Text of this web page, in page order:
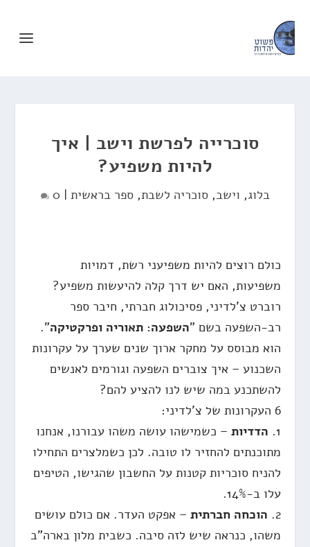
סוכרייה לפרשת וישב | איך
להיות משפיע?
בלוג, וישב,סוכריה לשבת,ספר בראשית |
0
כולם רוצים להיות משפיעני רשת, דמויות
משפיעות, האם יש דרך קלה להיעשות משפיע?
רוברט צ'לדיני, פסיכולוג חברתי, חיבר ספר
רב-השפעה בשם "השפעה: תאוריה ופרקטיקה".
הוא מבוסס על מחקר ארוך שנים שערך על עקרונות
השכנוע – איך צוברים השפעה וגורמים לאנשים
להשתכנע במה שיש לנו להציע להם?
6 העקרונות של צ'לדיני:
1. הדדיות – כשמישהו עושה משהו עבורנו, אנחנו
מתוכנתים להחזיר לו טובה. לכן כשמלצרים התחילו
להניח סוכריות קטנות על החשבון שהגישו, הטיפים
עלו ב-14%.
2. הוכחה חברתית – אפקט העדר. אם כולם עושים
משהו, כנראה שיש לזה סיבה. כשבית מלון בארה"ב